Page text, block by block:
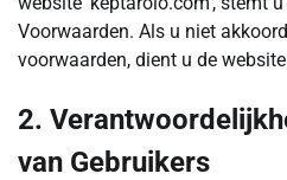
Voorwaarden. Als u niet
voorwaarden, dient u de
2.
van Gebruikers